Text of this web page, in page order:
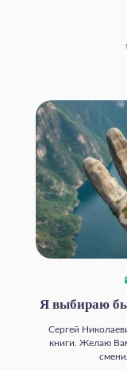
Я выбираю
Сергей
книги. Желаю